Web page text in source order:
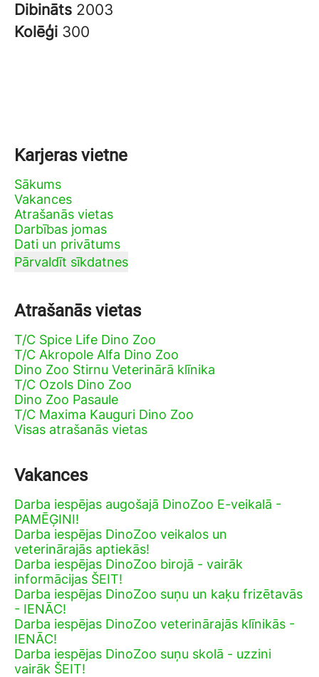
Dibināts 2003
Kolēģi 300
Karjeras vietne
Sākums
Vakances
Atrašanās vietas
Darbības jomas
Dati un privātums
Pārvaldīt sīkdatnes
Atrašanās vietas
T/C Spice Life Dino Zoo
T/C Akropole Alfa Dino Zoo
Dino Zoo Stirnu Veterinārā klīnika
T/C Ozols Dino Zoo
Dino Zoo Pasaule
T/C Maxima Kauguri Dino Zoo
Visas atrašanās vietas
Vakances
Darba iespējas augošajā DinoZoo E-veikalā -
PAMĒĢINI!
Darba iespējas DinoZoo veikalos un
veterinārajās aptiekās!
Darba iespējas DinoZoo birojā - vairāk
informācijas ŠEIT!
Darba iespējas DinoZoo suņu un kaķu frizētavās
- IENĀC!
Darba iespējas DinoZoo veterinārajās klīnikās -
IENĀC!
Darba iespējas DinoZoo suņu skolā - uzzini
vairāk ŠEIT!